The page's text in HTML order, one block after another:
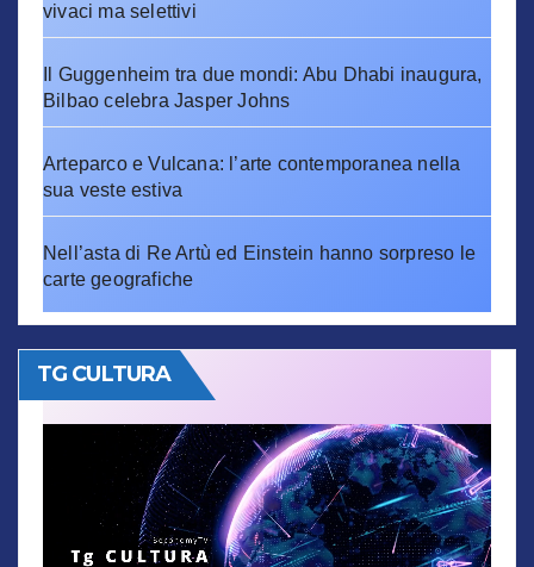
vivaci ma selettivi
Il Guggenheim tra due mondi: Abu Dhabi inaugura,
Bilbao celebra Jasper Johns
Arteparco e Vulcana: l’arte contemporanea nella
sua veste estiva
Nell’asta di Re Artù ed Einstein hanno sorpreso le
carte geografiche
TG CULTURA